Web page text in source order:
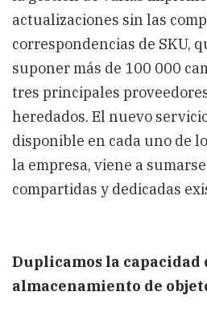
actualizaciones sin las
correspondencias de SKU,
suponer más de 100 000
tres principales
heredados. El nuevo
disponible en cada uno de
la empresa, viene a
compartidas y dedicadas
Duplicamos la capacidad
almacenamiento de